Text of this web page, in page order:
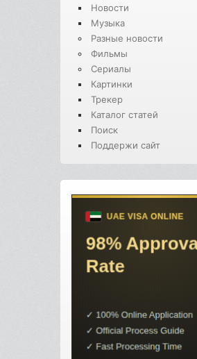
Новости
Музыка
Разные новости
Фильмы
Сериалы
Картинки
Трекер
Каталог статей
Поиск
Поддержи сайт